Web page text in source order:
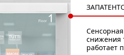
снижения
работает